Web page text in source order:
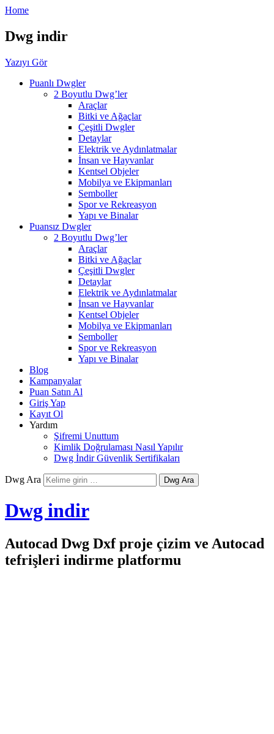
Home
Dwg indir
Yazıyı Gör
Puanlı Dwgler
2 Boyutlu Dwg’ler
Araçlar
Bitki ve Ağaçlar
Çeşitli Dwgler
Detaylar
Elektrik ve Aydınlatmalar
İnsan ve Hayvanlar
Kentsel Objeler
Mobilya ve Ekipmanları
Semboller
Spor ve Rekreasyon
Yapı ve Binalar
Puansız Dwgler
2 Boyutlu Dwg’ler
Araçlar
Bitki ve Ağaçlar
Çeşitli Dwgler
Detaylar
Elektrik ve Aydınlatmalar
İnsan ve Hayvanlar
Kentsel Objeler
Mobilya ve Ekipmanları
Semboller
Spor ve Rekreasyon
Yapı ve Binalar
Blog
Kampanyalar
Puan Satın Al
Giriş Yap
Kayıt Ol
Yardım
Şifremi Unuttum
Kimlik Doğrulaması Nasıl Yapılır
Dwg İndir Güvenlik Sertifikaları
Dwg Ara
Dwg indir
Autocad Dwg Dxf proje çizim ve Autocad
tefrişleri indirme platformu